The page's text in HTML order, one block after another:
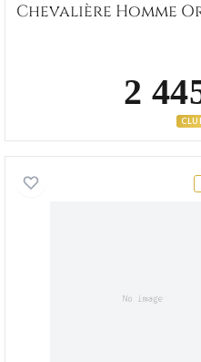
Chevalière Homme
2
Alliance